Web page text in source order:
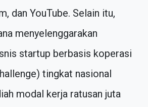
dan YouTube. Selain itu,
menyelenggarakan
startup berbasis koperasi
tingkat nasional
modal kerja ratusan juta